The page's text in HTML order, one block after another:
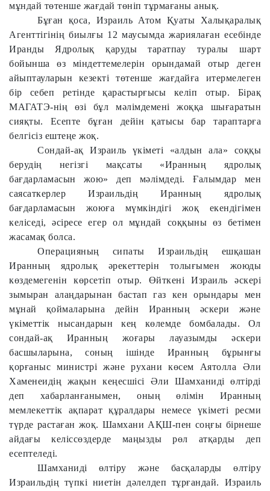
мұндай төтенше жағдай төніп тұрмағаны анық.
Бұған қоса, Израиль Атом Қуаты Халықаралық
Агенттігінің биылғы 12 маусымда жариялаған есебінде
Иранды Ядролық қаруды таратпау туралы шарт
бойынша өз міндеттемелерін орындамай отыр деген
айыптауларын кезекті төтенше жағдайға итермелеген
бір себеп ретінде қарастырғысы келіп отыр. Бірақ
МАГАТЭ-нің өзі бұл мәлімдемені жоққа шығаратын
сияқты. Есепте бұған дейін қатысы бар тараптарға
белгісіз ештеңе жоқ.
Сондай-ақ Израиль үкіметі «алдын ала» соққы
берудің негізгі мақсаты «Иранның ядролық
бағдарламасын жою» деп мәлімдеді. Ғалымдар мен
саясаткерлер Израильдің Иранның ядролық
бағдарламасын жоюға мүмкіндігі жоқ екендігімен
келіседі, әсіресе егер ол мұндай соққыны өз бетімен
жасамақ болса.
Операцияның сипаты Израильдің ешқашан
Иранның ядролық әрекеттерін толығымен жоюды
көздемегенін көрсетіп отыр. Өйткені Израиль әскері
зымыран алаңдарынан бастап газ кен орындары мен
мұнай қоймаларына дейін Иранның әскери және
үкіметтік нысандарын кең көлемде бомбалады. Ол
сондай-ақ Иранның жоғары лауазымды әскери
басшыларына, соның ішінде Иранның бұрынғы
қорғаныс министрі және рухани көсем Аятолла Әли
Хаменеидің жақын кеңесшісі Әли Шамханиді өлтірді
деп хабарланғанымен, оның өлімін Иранның
мемлекеттік ақпарат құралдары немесе үкіметі ресми
түрде растаған жоқ. Шамхани АҚШ-пен соңғы бірнеше
айдағы келіссөздерде маңызды рөл атқарды деп
есептеледі.
Шамханиді өлтіру және басқаларды өлтіру
Израильдің түпкі ниетін дәлелдеп тұрғандай. Израиль